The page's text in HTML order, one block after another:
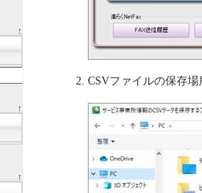
↑
↑
↑
CSVファイルの保存